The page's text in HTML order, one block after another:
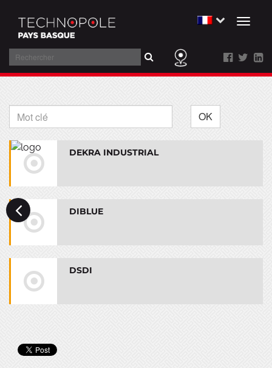
contenu
Toggle
Rechercher
OK
DEKRA INDUSTRIAL
DIBLUE
DSDI